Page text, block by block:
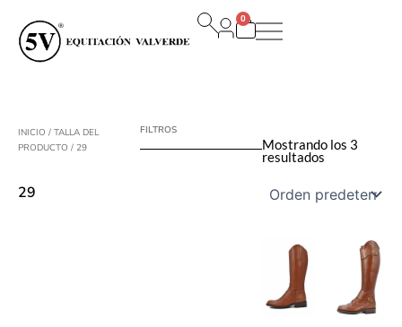
contenido
0
Carrito
INICIO / TALLA DEL
PRODUCTO / 29
29
FILTROS
Mostrando los 3
resultados